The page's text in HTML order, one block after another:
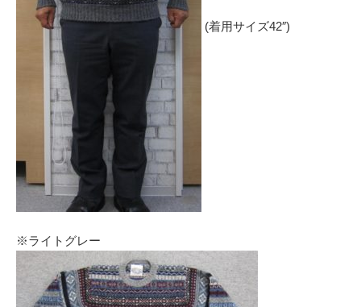
(着用サイズ42″)
※ライトグレー